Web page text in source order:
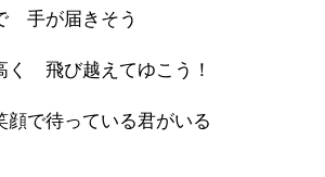
手が届きそう
く 飛び越えてゆこう！
で待っている君がいる